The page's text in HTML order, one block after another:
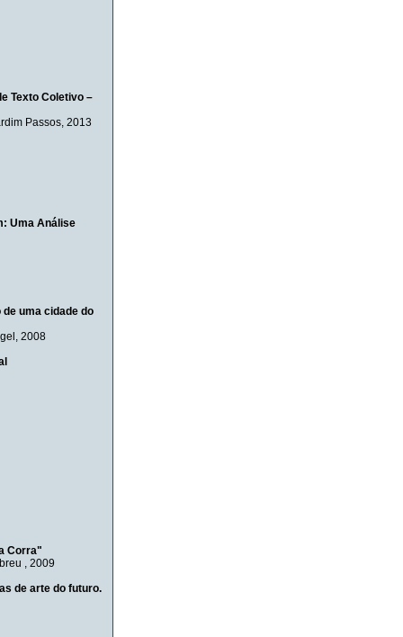
Texto Coletivo –
Passos, 2013
Uma Análise
uma cidade do
, 2008
Corra"
, 2009
de arte do futuro.